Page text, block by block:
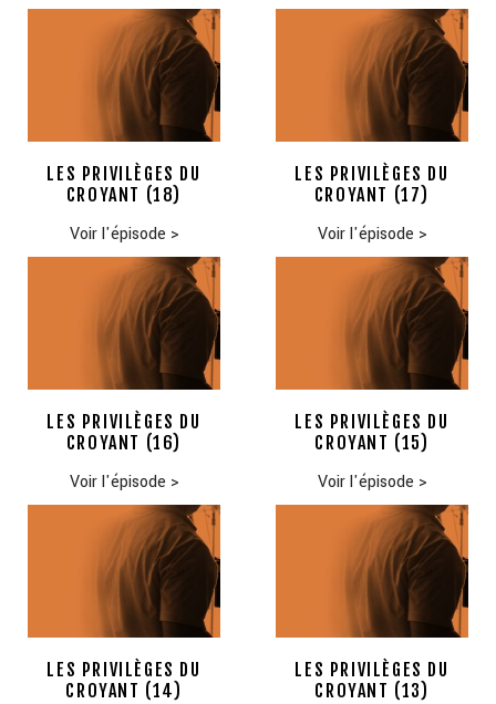
LES PRIVILÈGES DU
CROYANT (18)
Voir l'épisode >
LES PRIVILÈGES DU
CROYANT (17)
Voir l'épisode >
LES PRIVILÈGES DU
CROYANT (16)
Voir l'épisode >
LES PRIVILÈGES DU
CROYANT (15)
Voir l'épisode >
LES PRIVILÈGES DU
CROYANT (14)
LES PRIVILÈGES DU
CROYANT (13)